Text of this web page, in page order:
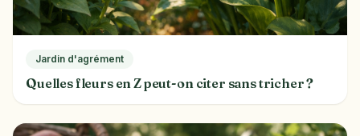
Jardin d'agrément
Quelles fleurs en Z peut-on citer sans tricher ?